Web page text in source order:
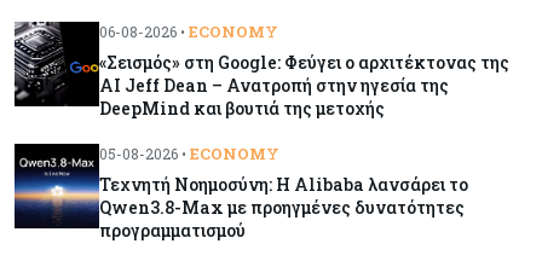
απέναντι στη UniCredit ενόψει κρίσιμων
διαπραγματεύσεων
Κόσμος
«Spider-Man: Brand New Day»: Έφτασε το 1
δισ. εισπράξεις σε μόλις 6 ημέρες
06-08-2026 • ECONOMY
«Σεισμός» στη Google: Φεύγει ο αρχιτέκτονας της
AI Jeff Dean – Ανατροπή στην ηγεσία της
DeepMind και βουτιά της μετοχής
05-08-2026 • ECONOMY
Τεχνητή Νοημοσύνη: Η Alibaba λανσάρει το
Qwen3.8-Max με προηγμένες δυνατότητες
προγραμματισμού